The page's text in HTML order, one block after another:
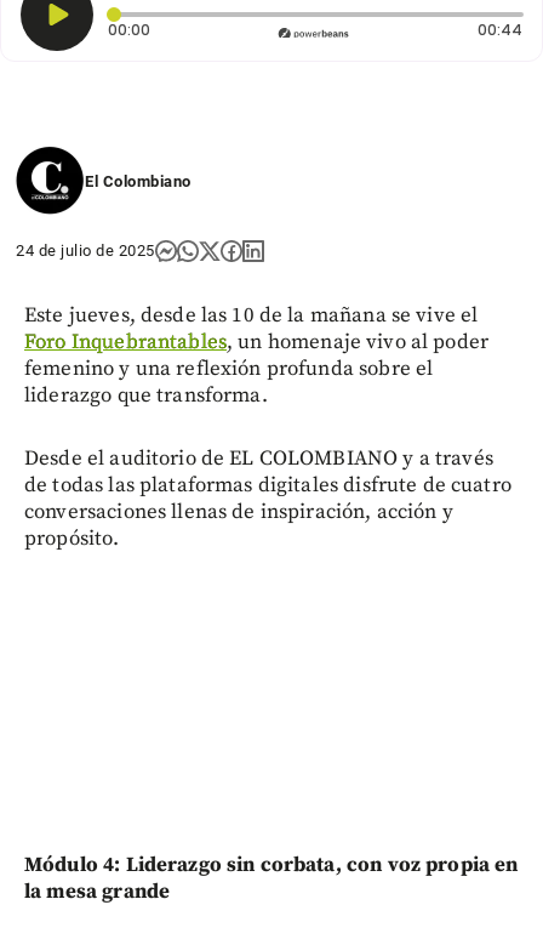
00:00 Tiempo transcurrido: 0 segundos 00:44
El Colombiano
24 de julio de 2025
Este jueves, desde las 10 de la mañana se vive el
Foro Inquebrantables, un homenaje vivo al poder
femenino y una reflexión profunda sobre el
liderazgo que transforma.
Desde el auditorio de EL COLOMBIANO y a través
de todas las plataformas digitales disfrute de cuatro
conversaciones llenas de inspiración, acción y
propósito.
Módulo 4: Liderazgo sin corbata, con voz propia en
la mesa grande